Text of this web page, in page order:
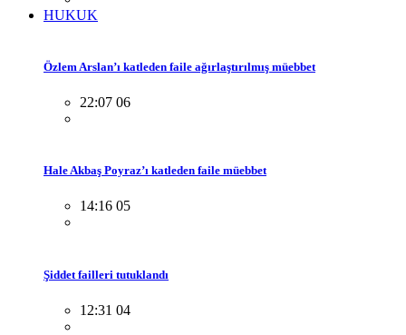
HUKUK
Özlem Arslan’ı katleden faile ağırlaştırılmış müebbet
22:07 06
Hale Akbaş Poyraz’ı katleden faile müebbet
14:16 05
Şiddet failleri tutuklandı
12:31 04